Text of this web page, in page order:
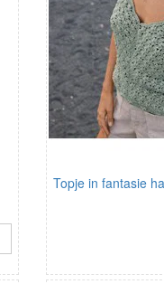
Topje in fantasie